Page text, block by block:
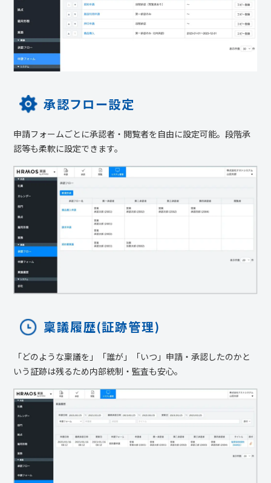
承認フロー設定
申請フォームごとに承認者・閲覧者を自由に設定可能。段階承
認等も柔軟に設定できます。
稟議履歴(証跡管理)
「どのような稟議を」「誰が」「いつ」申請・承認したのかと
いう証跡は残るため内部統制・監査も安心。